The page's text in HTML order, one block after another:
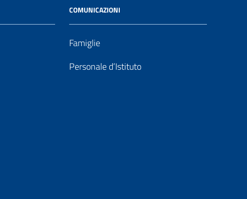
COMUNICAZIONI
Famiglie
Personale d’Istituto